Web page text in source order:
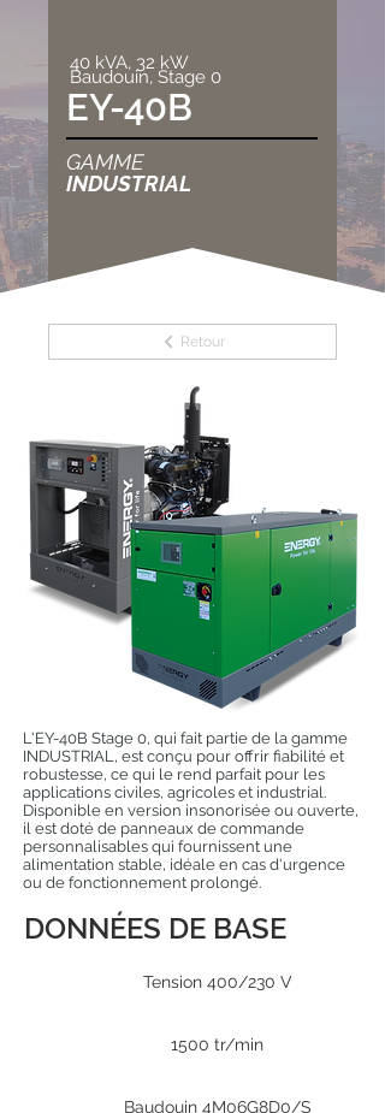
40 kVA, 32 kW
Baudouin, Stage 0
EY-40B
GAMME
INDUSTRIAL
Retour
L'EY-40B Stage 0, qui fait partie de la gamme
INDUSTRIAL, est conçu pour offrir fiabilité et
robustesse, ce qui le rend parfait pour les
applications civiles, agricoles et industrial.
Disponible en version insonorisée ou ouverte,
il est doté de panneaux de commande
personnalisables qui fournissent une
alimentation stable, idéale en cas d'urgence
ou de fonctionnement prolongé.
DONNÉES DE BASE
Tension 400/230 V
1500 tr/min
Baudouin 4M06G8D0/S